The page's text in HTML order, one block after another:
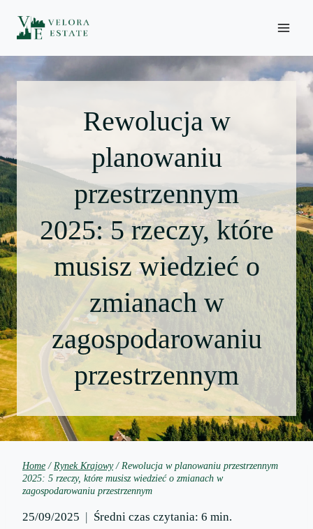
content
Rewolucja w
planowaniu
przestrzennym
2025: 5 rzeczy, które
musisz wiedzieć o
zmianach w
zagospodarowaniu
przestrzennym
Home / Rynek Krajowy / Rewolucja w planowaniu przestrzennym
2025: 5 rzeczy, które musisz wiedzieć o zmianach w
zagospodarowaniu przestrzennym
25/09/2025 Średni czas czytania: 6 min.